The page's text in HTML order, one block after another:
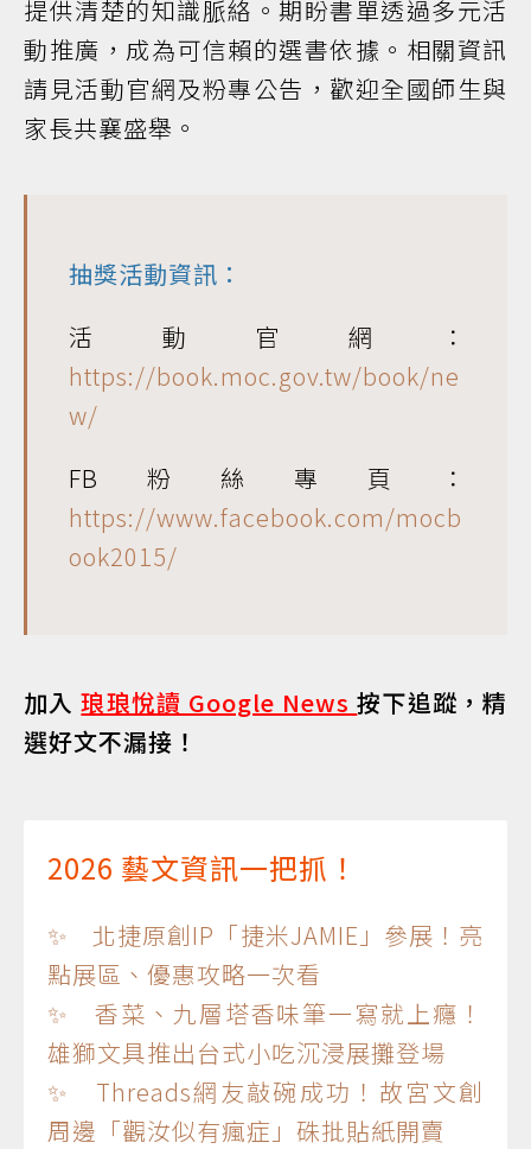
提供清楚的知識脈絡。期盼書單透過多元活
動推廣，成為可信賴的選書依據。相關資訊
請見活動官網及粉專公告，歡迎全國師生與
家長共襄盛舉。
抽獎活動資訊：
活動官網：
https://book.moc.gov.tw/book/ne
w/
FB粉絲專頁：
https://www.facebook.com/mocb
ook2015/
加入琅琅悅讀 Google News按下追蹤，精
選好文不漏接！
2026 藝文資訊一把抓！
✨ 北捷原創IP「捷米JAMIE」參展！亮
點展區、優惠攻略一次看
✨ 香菜、九層塔香味筆一寫就上癮！
雄獅文具推出台式小吃沉浸展攤登場
✨ Threads網友敲碗成功！故宮文創
周邊「觀汝似有瘋症」硃批貼紙開賣